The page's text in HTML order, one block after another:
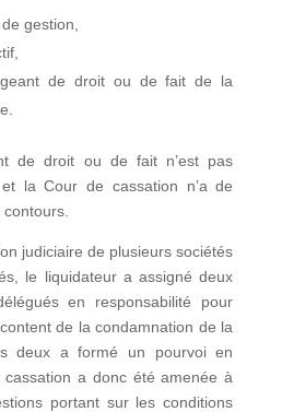
gestion,
de droit ou de fait de la
de droit ou de fait n’est pas
la Cour de cassation n’a de
judiciaire de plusieurs sociétés
le liquidateur a assigné deux
en responsabilité pour
de la condamnation de la
deux a formé un pourvoi en
a donc été amenée à
portant sur les conditions